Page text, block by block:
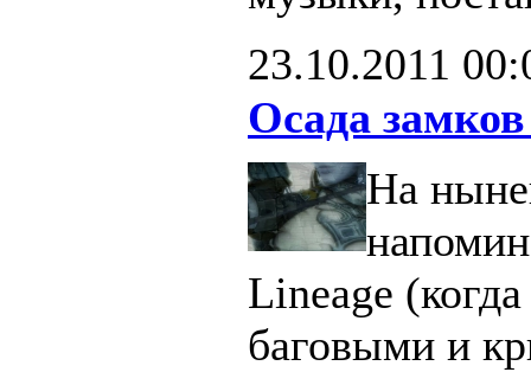
23.10.2011
Осада замков
На
Lineage
баговыми и